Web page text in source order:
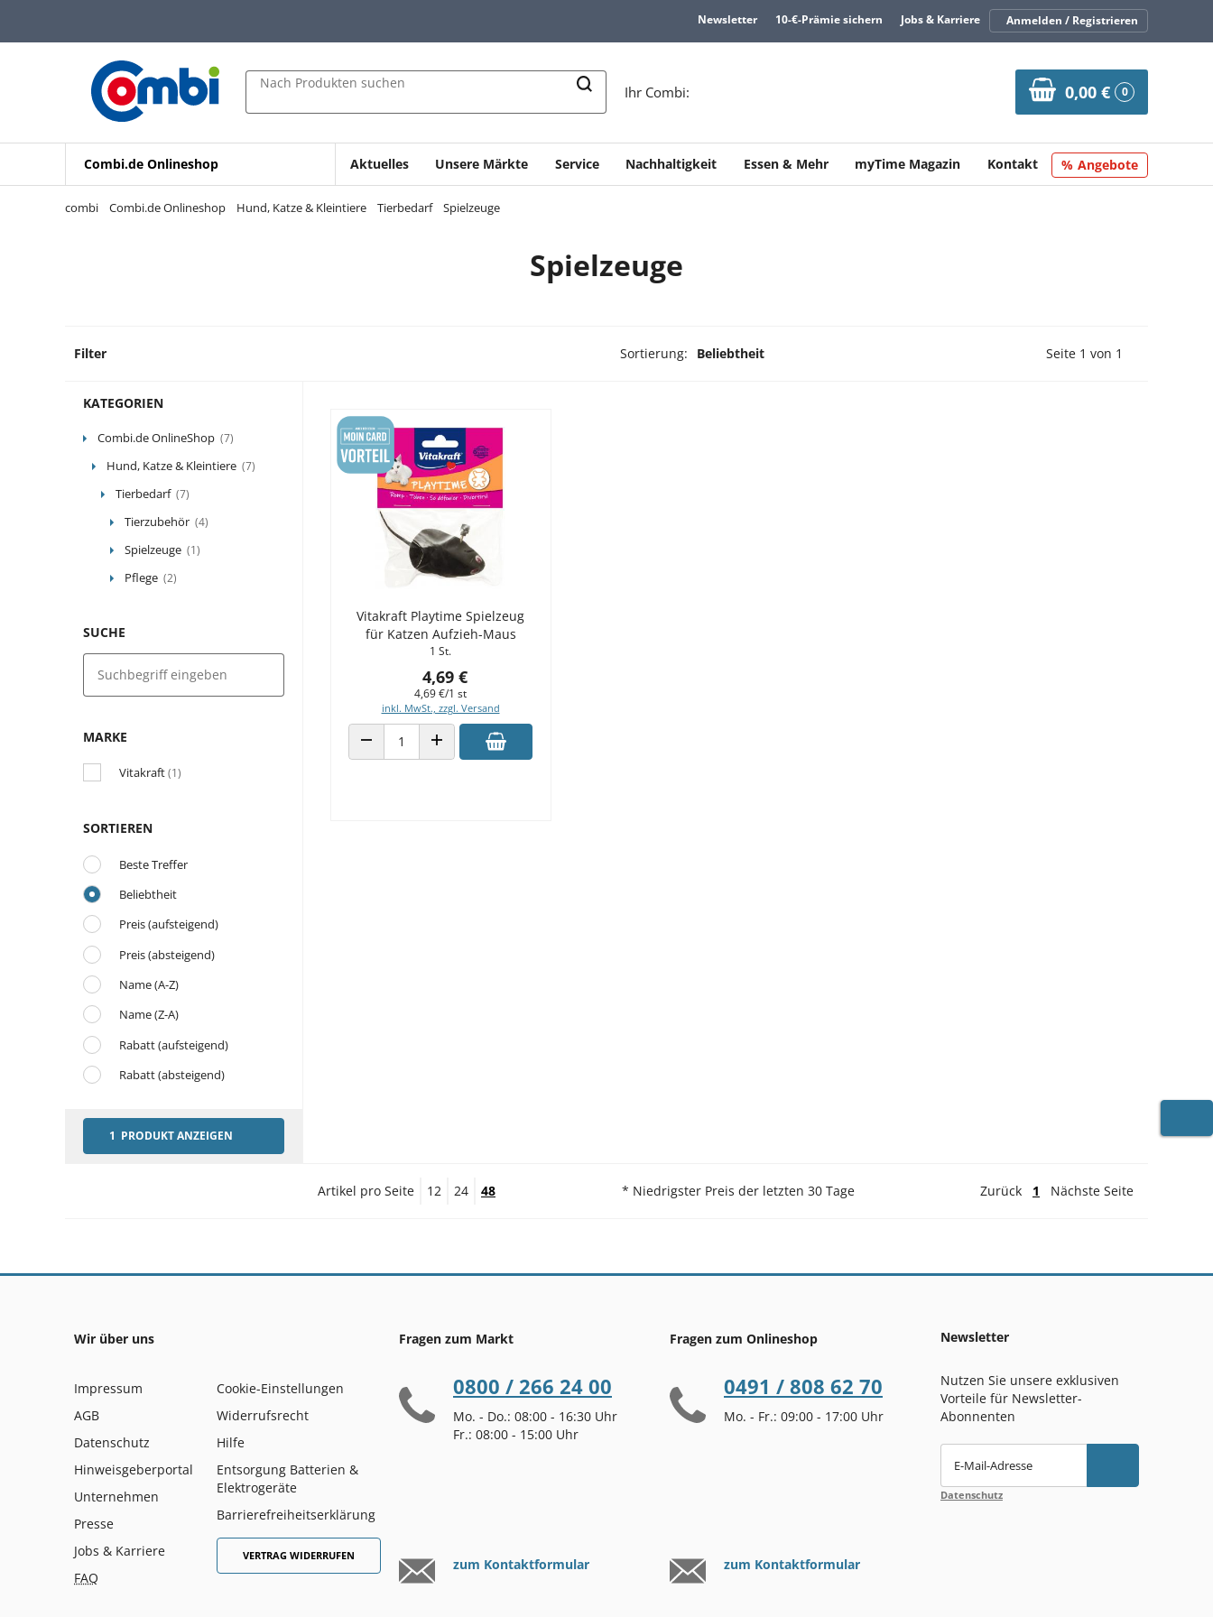
Zur Navigation springen
Zur Suche springen
Newsletter 10-€-Prämie sichern Jobs & Karriere Anmelden / Registrieren
Nach Produkten suchen
Ihr Combi: 0,00 € 0
Combi.de Onlineshop Aktuelles Unsere Märkte Service Nachhaltigkeit Essen & Mehr myTime Magazin Kontakt Angebote
combi Combi.de Onlineshop Hund, Katze & Kleintiere Tierbedarf Spielzeuge
Spielzeuge
Filter Sortierung: Beliebtheit Vorherige Seite
Seite 1 von 1
KATEGORIEN
Combi.de OnlineShop (7)
Hund, Katze & Kleintiere (7)
Tierbedarf (7)
Tierzubehör (4)
Spielzeuge (1)
Pflege (2)
SUCHE
MARKE
Vitakraft(1)
SORTIEREN
Beste Treffer
Beliebtheit
Preis (aufsteigend)
Preis (absteigend)
Name (A-Z)
Name (Z-A)
Rabatt (aufsteigend)
Rabatt (absteigend)
1 PRODUKT ANZEIGEN
Vitakraft Playtime Spielzeug
für Katzen Aufzieh-Maus
1 St.
4,69 €
4,69 €/1 st
inkl. MwSt., zzgl. Versand
ANZAHL VERRINGERNANZAHL ERHÖHEN
Artikel pro Seite 12 24 48 * Niedrigster Preis der letzten 30 Tage Zurück 1 Nächste Seite
Wir über uns
Impressum
AGB
Datenschutz
Hinweisgeberportal
Unternehmen
Presse
Jobs & Karriere
FAQ
Cookie-Einstellungen
Widerrufsrecht
Hilfe
Entsorgung Batterien &
Elektrogeräte
Barrierefreiheitserklärung
VERTRAG WIDERRUFEN
Fragen zum Markt
0800 / 266 24 00
Mo. - Do.: 08:00 - 16:30 Uhr
Fr.: 08:00 - 15:00 Uhr
zum Kontaktformular
Fragen zum Onlineshop
0491 / 808 62 70
Mo. - Fr.: 09:00 - 17:00 Uhr
zum Kontaktformular
Newsletter
Nutzen Sie unsere exklusiven
Vorteile für Newsletter-
Abonnenten
E-Mail-Adresse
Datenschutz